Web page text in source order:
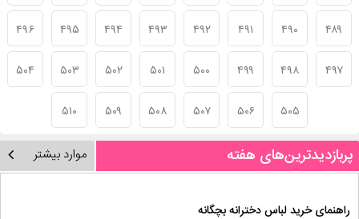
۴۸۹ ۴۹۰ ۴۹۱ ۴۹۲ ۴۹۳ ۴۹۴ ۴۹۵ ۴۹۶
۴۹۷ ۴۹۸ ۴۹۹ ۵۰۰ ۵۰۱ ۵۰۲ ۵۰۳ ۵۰۴
۵۰۵ ۵۰۶ ۵۰۷ ۵۰۸ ۵۰۹ ۵۱۰
پربازدیدترین‌های هفته موارد بیشتر